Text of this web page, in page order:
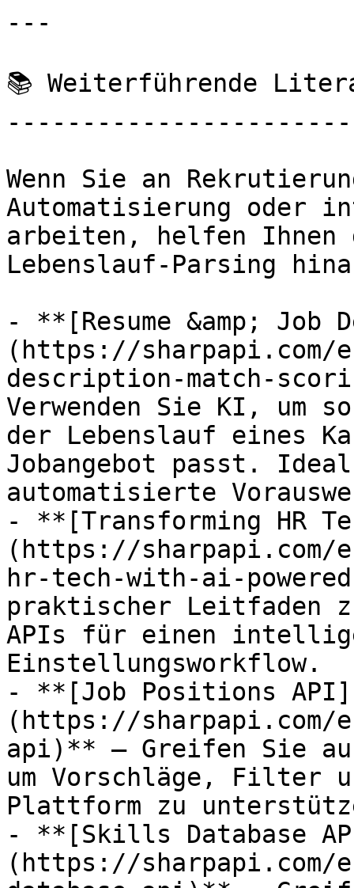
---
📚 Weiterführende
Wenn Sie an
Automatisierung oder
arbeiten, helfen Ihnen
Lebenslauf-Parsing
- **[Resume &amp; Job
(https://sharpapi.com/
description-match-
Verwenden Sie KI, um
der Lebenslauf eines
Jobangebot passt.
automatisierte
- **[Transforming HR
(https://sharpapi.com/
hr-tech-with-ai-
praktischer Leitfaden
APIs für einen
Einstellungsworkflow.
- **[Job Positions API]
(https://
api)** – Greifen Sie
um Vorschläge, Filter
Plattform zu
- **[Skills Database
(https://